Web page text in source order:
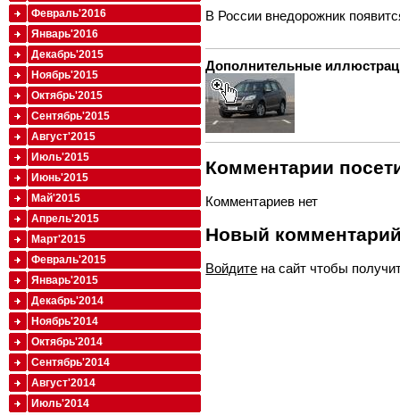
В России внедорожник
Дополнительные
Комментарии
Комментариев нет
Новый
Войдите на сайт чтобы
Февраль'2016
Январь'2016
Декабрь'2015
Ноябрь'2015
Октябрь'2015
Сентябрь'2015
Август'2015
Июль'2015
Июнь'2015
Май'2015
Апрель'2015
Март'2015
Февраль'2015
Январь'2015
Декабрь'2014
Ноябрь'2014
Октябрь'2014
Сентябрь'2014
Август'2014
Июль'2014